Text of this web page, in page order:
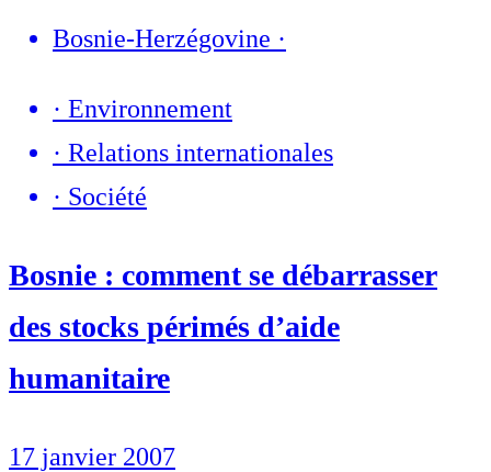
Bosnie-Herzégovine ·
· Environnement
· Relations internationales
· Société
Bosnie : comment se débarrasser
des stocks périmés d’aide
humanitaire
17 janvier 2007